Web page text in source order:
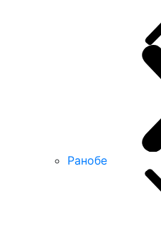
Ранобе